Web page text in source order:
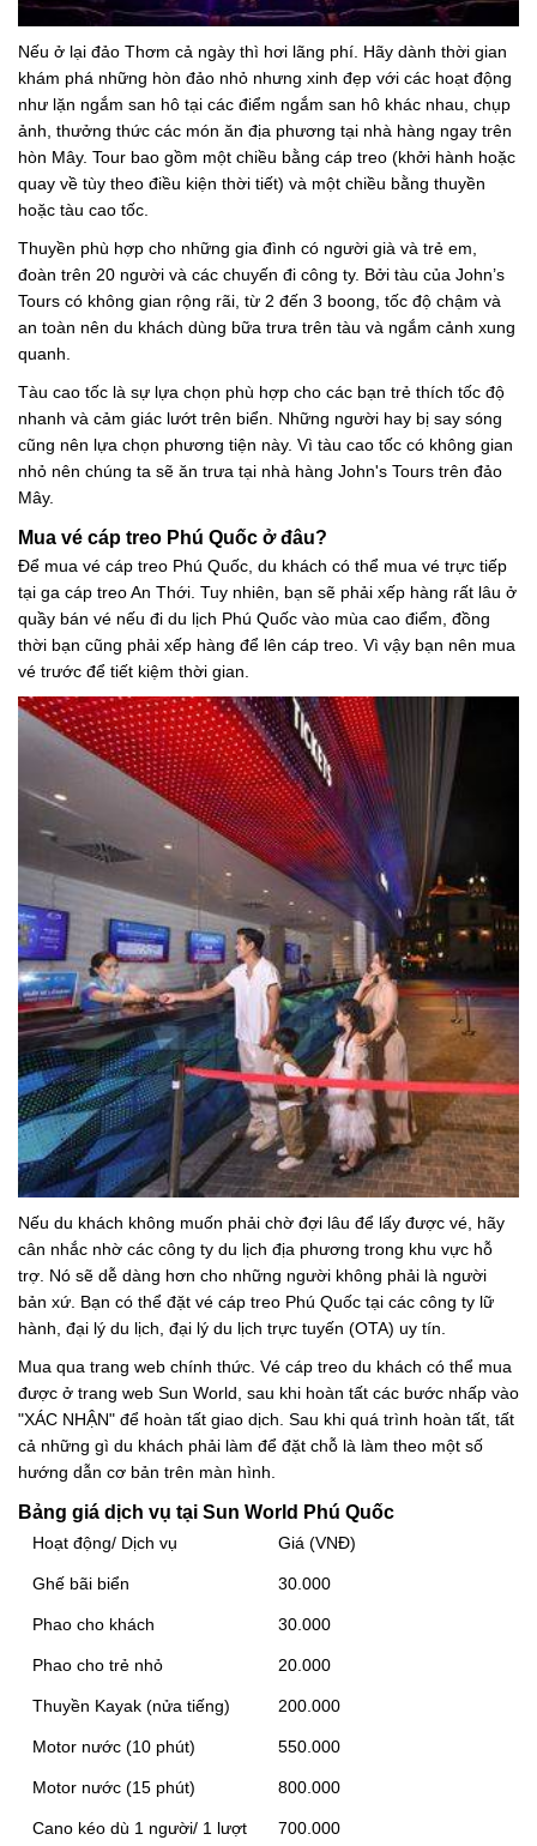
Nếu ở lại đảo Thơm cả ngày thì hơi lãng phí. Hãy dành thời gian
khám phá những hòn đảo nhỏ nhưng xinh đẹp với các hoạt động
như lặn ngắm san hô tại các điểm ngắm san hô khác nhau, chụp
ảnh, thưởng thức các món ăn địa phương tại nhà hàng ngay trên
hòn Mây. Tour bao gồm một chiều bằng cáp treo (khởi hành hoặc
quay về tùy theo điều kiện thời tiết) và một chiều bằng thuyền
hoặc tàu cao tốc.
Thuyền phù hợp cho những gia đình có người già và trẻ em,
đoàn trên 20 người và các chuyến đi công ty. Bởi tàu của John’s
Tours có không gian rộng rãi, từ 2 đến 3 boong, tốc độ chậm và
an toàn nên du khách dùng bữa trưa trên tàu và ngắm cảnh xung
quanh.
Tàu cao tốc là sự lựa chọn phù hợp cho các bạn trẻ thích tốc độ
nhanh và cảm giác lướt trên biển. Những người hay bị say sóng
cũng nên lựa chọn phương tiện này. Vì tàu cao tốc có không gian
nhỏ nên chúng ta sẽ ăn trưa tại nhà hàng John's Tours trên đảo
Mây.
Mua vé cáp treo Phú Quốc ở đâu?
Để mua vé cáp treo Phú Quốc, du khách có thể mua vé trực tiếp
tại ga cáp treo An Thới. Tuy nhiên, bạn sẽ phải xếp hàng rất lâu ở
quầy bán vé nếu đi du lịch Phú Quốc vào mùa cao điểm, đồng
thời bạn cũng phải xếp hàng để lên cáp treo. Vì vậy bạn nên mua
vé trước để tiết kiệm thời gian.
Nếu du khách không muốn phải chờ đợi lâu để lấy được vé, hãy
cân nhắc nhờ các công ty du lịch địa phương trong khu vực hỗ
trợ. Nó sẽ dễ dàng hơn cho những người không phải là người
bản xứ. Bạn có thể đặt vé cáp treo Phú Quốc tại các công ty lữ
hành, đại lý du lịch, đại lý du lịch trực tuyến (OTA) uy tín.
Mua qua trang web chính thức. Vé cáp treo du khách có thể mua
được ở trang web Sun World, sau khi hoàn tất các bước nhấp vào
"XÁC NHẬN" để hoàn tất giao dịch. Sau khi quá trình hoàn tất, tất
cả những gì du khách phải làm để đặt chỗ là làm theo một số
hướng dẫn cơ bản trên màn hình.
Bảng giá dịch vụ tại Sun World Phú Quốc
Hoạt động/ Dịch vụ Giá (VNĐ)
Ghế bãi biển 30.000
Phao cho khách 30.000
Phao cho trẻ nhỏ 20.000
Thuyền Kayak (nửa tiếng) 200.000
Motor nước (10 phút) 550.000
Motor nước (15 phút) 800.000
Cano kéo dù 1 người/ 1 lượt 700.000